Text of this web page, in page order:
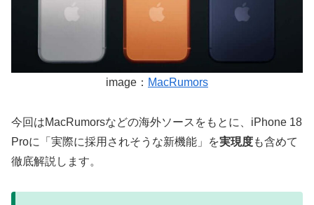
image： MacRumors
今回はMacRumorsなどの海外ソースをもとに、iPhone 18
Proに「実際に採用されそうな新機能」を実現度も含めて
徹底解説します。